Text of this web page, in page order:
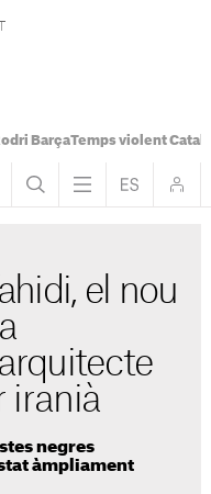
BarçaTemps violent
el nou
iranià
negres
àmpliament